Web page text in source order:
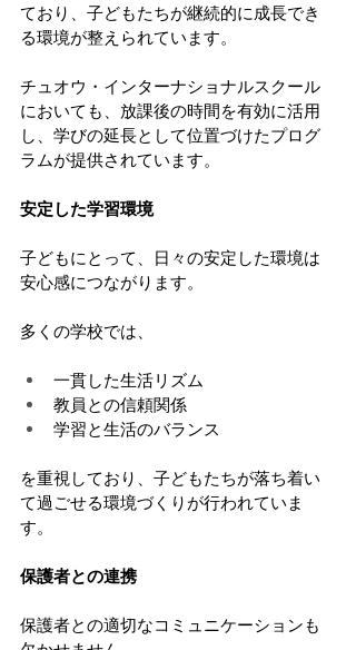
ており、子どもたちが継続的に成長でき
る環境が整えられています。
チュオウ・インターナショナルスクール
においても、放課後の時間を有効に活用
し、学びの延長として位置づけたプログ
ラムが提供されています。
安定した学習環境
子どもにとって、日々の安定した環境は
安心感につながります。
多くの学校では、
一貫した生活リズム
教員との信頼関係
学習と生活のバランス
を重視しており、子どもたちが落ち着い
て過ごせる環境づくりが行われていま
す。
保護者との連携
保護者との適切なコミュニケーションも